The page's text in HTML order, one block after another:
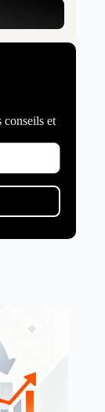
conseils et